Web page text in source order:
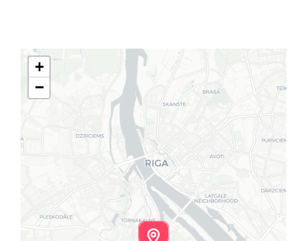
English
+
−